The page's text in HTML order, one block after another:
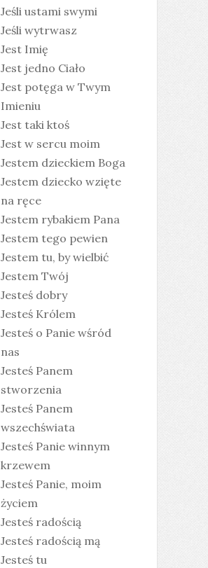
Jeśli ustami swymi
Jeśli wytrwasz
Jest Imię
Jest jedno Ciało
Jest potęga w Twym
Imieniu
Jest taki ktoś
Jest w sercu moim
Jestem dzieckiem Boga
Jestem dziecko wzięte
na ręce
Jestem rybakiem Pana
Jestem tego pewien
Jestem tu, by wielbić
Jestem Twój
Jesteś dobry
Jesteś Królem
Jesteś o Panie wśród
nas
Jesteś Panem
stworzenia
Jesteś Panem
wszechświata
Jesteś Panie winnym
krzewem
Jesteś Panie, moim
życiem
Jesteś radością
Jesteś radością mą
Jesteś tu